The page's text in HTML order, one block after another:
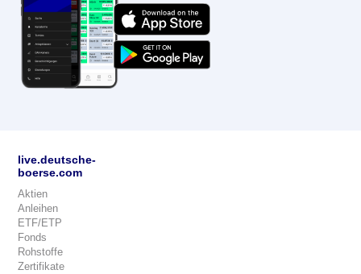
live.deutsche-
boerse.com
Aktien
Anleihen
ETF/ETP
Fonds
Rohstoffe
Zertifikate